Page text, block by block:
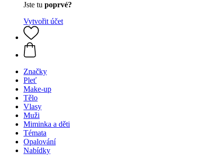
Jste tu poprvé?
Vytvořit účet
Značky
Pleť
Make-up
Tělo
Vlasy
Muži
Miminka a děti
Témata
Opalování
Nabídky